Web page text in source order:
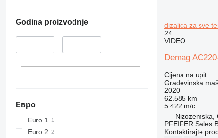
426
434
Godina proizvodnje
–
Евро
Euro 1
Euro 2
dizalica za sve
24
VIDEO
Demag
Cijena na upit
Građevinska
2020
62.585 km
5.422 m/č
Nizozemska,
PFEIFER Sales
Kontaktirajte